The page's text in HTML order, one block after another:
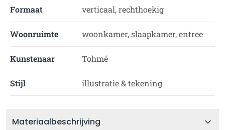
Formaat verticaal, rechthoekig
Woonruimte woonkamer, slaapkamer, entree
Kunstenaar Tohmé
Stijl illustratie & tekening
Materiaalbeschrijving